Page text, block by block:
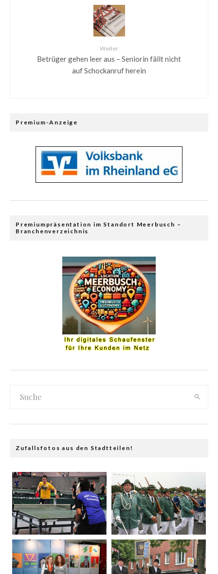
Weiter
Betrüger gehen leer aus – Seniorin fällt nicht
auf Schockanruf herein
Premium-Anzeige
Premiumpräsentation im Standort Meerbusch –
Branchenverzeichnis
Zufallsfotos aus den Stadtteilen!